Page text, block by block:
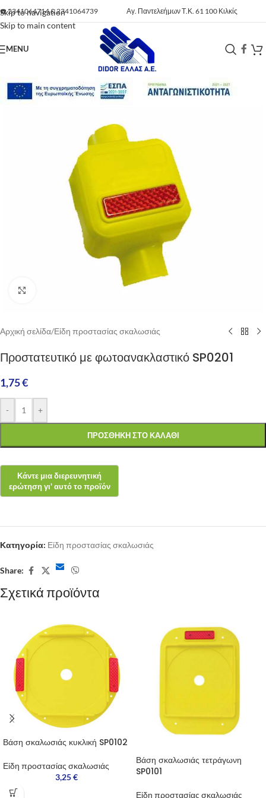
Skip to navigation
Skip to main content
☎️2341064714&2341064739 Αγ. Παντελεήμων Τ.Κ. 61 100 Κιλκίς
MENU
Αρχική σελίδα/Είδη προστασίας σκαλωσιάς
Προστατευτικό με φωτοανακλαστικό SP0201
1,75€
- +
ΠΡΟΣΘΉΚΗ ΣΤΟ ΚΑΛΆΘΙ
Κατηγορία: Είδη προστασίας σκαλωσιάς
Share:
Σχετικά προϊόντα
Βάση σκαλωσιάς κυκλική SP0102
Είδη προστασίας σκαλωσιάς
3,25€
Βάση σκαλωσιάς τετράγωνη
SP0101
Είδη προστασίας σκαλωσιάς